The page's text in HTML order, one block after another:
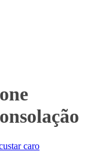
de embalagens